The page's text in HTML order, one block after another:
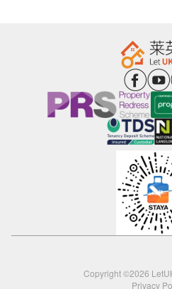
Old Repertory Theatre Stop Ns13
Leon (Leon, Birmingham New
Greenfield Crescent
Edgbaston VillageCopyright ©2026
Privacy